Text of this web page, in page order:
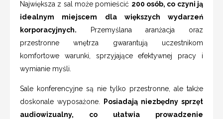
Największa z sal może pomieścić 200 osób, co czyni ją
idealnym miejscem dla większych wydarzeń
korporacyjnych. Przemyślana aranżacja oraz
przestronne wnętrza gwarantują uczestnikom
komfortowe warunki, sprzyjające efektywnej pracy i
wymianie myśli.
Sale konferencyjne są nie tylko przestronne, ale także
doskonale wyposażone.
Posiadają niezbędny sprzęt
audiowizualny, co ułatwia prowadzenie